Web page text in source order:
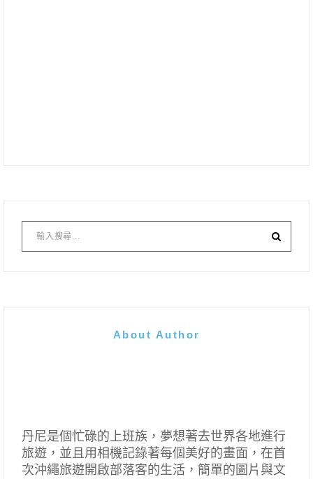
About Author
丹尼是個忙碌的上班族，夢想著去世界各地進行
旅遊，並且用相機記錄著每個美好的畫面，在首
次沖繩旅遊開啟部落客的生活，簡單的圖片與文